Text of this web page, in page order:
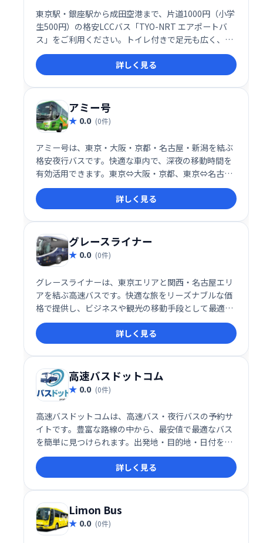
東京駅・銀座駅から成田空港まで、片道1000円（小学
生500円）の格安LCCバス「TYO-NRT エアポートバ
ス」をご利用ください。トイレ付きで足元も広く、快
適な旅をお約束します。
詳しく見る
アミー号
0.0 (0件)
アミー号は、東京・大阪・京都・名古屋・新潟を結ぶ
格安夜行バスです。快適な車内で、深夜の移動時間を
有効活用できます。東京⇔大阪・京都、東京⇔名古
屋、東京⇔新潟、名古屋⇔新潟間の予約はアミー号に
お任せください。お得な料金で、目的地までスムーズ
にお届けします。
詳しく見る
グレースライナー
0.0 (0件)
グレースライナーは、東京エリアと関西・名古屋エリ
アを結ぶ高速バスです。快適な旅をリーズナブルな価
格で提供し、ビジネスや観光の移動手段として最適で
す。 充実した設備と丁寧なサービスで、安心してご利
用いただけます。 東京と関西・名古屋への移動をスム
ーズにサポートします。
詳しく見る
高速バスドットコム
0.0 (0件)
高速バスドットコムは、高速バス・夜行バスの予約サ
イトです。豊富な路線の中から、最安値で最適なバス
を簡単に見つけられます。出発地・目的地・日付を入
力するだけで、複数のバス会社から運行情報を比較
し、すぐに予約できます。快適な旅を、高速バスドッ
トコムで！
詳しく見る
Limon Bus
0.0 (0件)